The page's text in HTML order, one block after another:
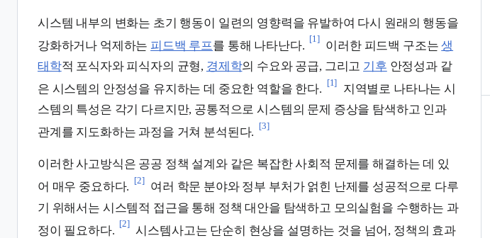
시스템 내부의 변화는 초기 행동이 일련의 영향력을 유발하여 다시 원래의 행동을
강화하거나 억제하는 피드백 루프를 통해 나타난다.
[1]
이러한 피드백 구조는생
태학적 포식자와 피식자의 균형, 경제학의 수요와 공급, 그리고 기후 안정성과 같
은 시스템의 안정성을 유지하는 데 중요한 역할을 한다.
[1]
지역별로 나타나는 시
스템의 특성은 각기 다르지만, 공통적으로 시스템의 문제 증상을 탐색하고 인과
관계를 지도화하는 과정을 거쳐 분석된다.
[3]
이러한 사고방식은 공공 정책 설계와 같은 복잡한 사회적 문제를 해결하는 데 있
어 매우 중요하다.
[2]
여러 학문 분야와 정부 부처가 얽힌 난제를 성공적으로 다루
기 위해서는 시스템적 접근을 통해 정책 대안을 탐색하고 모의실험을 수행하는 과
정이 필요하다.
[2]
시스템사고는 단순히 현상을 설명하는 것을 넘어, 정책의 효과